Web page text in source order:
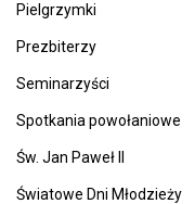
Pielgrzymki
Prezbiterzy
Seminarzyści
Spotkania powołaniowe
Św. Jan Paweł II
Światowe Dni Młodzieży